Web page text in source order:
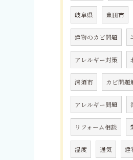
岐阜県 豊田市
建物のカビ問題
アレルギー対策
清須市 カビ問題
アレルギー問題
リフォーム相談
湿度 通気 建